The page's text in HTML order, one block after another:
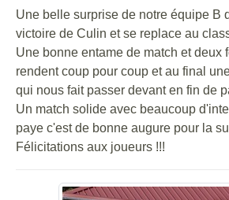
Une belle surprise de notre équipe B
victoire de Culin et se replace au
Une bonne entame de match et deux
rendent coup pour coup et au final
qui nous fait passer devant en fin de
Un match solide avec beaucoup
paye c'est de bonne augure pour la
Félicitations aux joueurs !!!